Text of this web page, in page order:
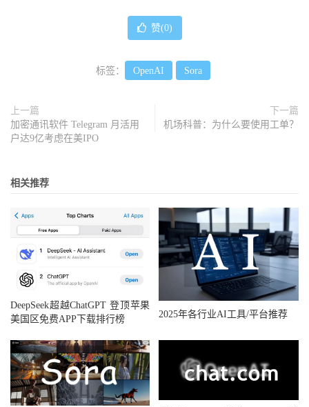
赞(0)
标签： OpenAI Sora
上一篇
加密通讯软件 Telegram 月活用
户达9亿考虑在美IPO
下一篇
机场科普：为什么要使用工单？
相关推荐
DeepSeek超越ChatGPT 登顶苹果
美国区免费APP下载排行榜
2025年各行业AI工具/平台推荐